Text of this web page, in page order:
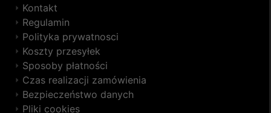
Kontakt
Regulamin
Polityka prywatnosci
Koszty przesyłek
Sposoby płatności
Czas realizacji zamówienia
Bezpieczeństwo danych
Pliki cookies